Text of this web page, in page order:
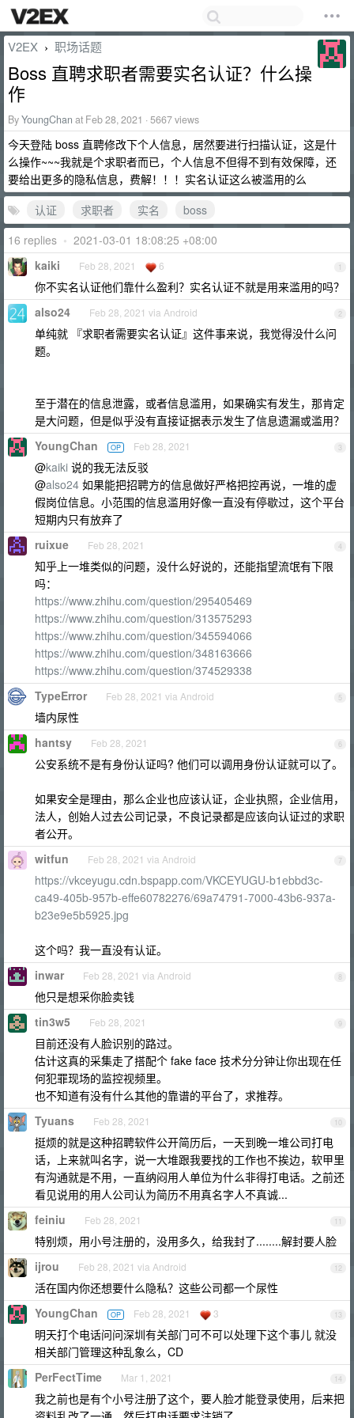
V2EX › 职场话题
Boss 直聘求职者需要实名认证？什么操
作
ByYoungChan at Feb 28, 2021 · 5667 views
今天登陆 boss 直聘修改下个人信息，居然要进行扫描认证，这是什
么操作~~~我就是个求职者而已，个人信息不但得不到有效保障，还
要给出更多的隐私信息，费解！！！实名认证这么被滥用的么
认证
求职者 实名
boss
16 replies • 2021-03-01 18:08:25 +08:00
1
kaiki Feb 28, 2021 6
你不实名认证他们靠什么盈利？实名认证不就是用来滥用的吗？
2
also24 Feb 28, 2021 via Android
单纯就 『求职者需要实名认证』这件事来说，我觉得没什么问
题。
至于潜在的信息泄露，或者信息滥用，如果确实有发生，那肯定
是大问题，但是似乎没有直接证据表示发生了信息遗漏或滥用？
3
YoungChan OP Feb 28, 2021
@kaiki 说的我无法反驳
@also24 如果能把招聘方的信息做好严格把控再说，一堆的虚
假岗位信息。小范围的信息滥用好像一直没有停歇过，这个平台
短期内只有放弃了
4
ruixue Feb 28, 2021
知乎上一堆类似的问题，没什么好说的，还能指望流氓有下限
吗：
https://www.zhihu.com/question/295405469
https://www.zhihu.com/question/313575293
https://www.zhihu.com/question/345594066
https://www.zhihu.com/question/348163666
https://www.zhihu.com/question/374529338
5
TypeError Feb 28, 2021 via Android
墙内尿性
6
hantsy Feb 28, 2021
公安系统不是有身份认证吗? 他们可以调用身份认证就可以了。
如果安全是理由，那么企业也应该认证，企业执照，企业信用，
法人，创始人过去公司记录，不良记录都是应该向认证过的求职
者公开。
7
witfun Feb 28, 2021 via Android
https://vkceyugu.cdn.bspapp.com/VKCEYUGU-b1ebbd3c-
ca49-405b-957b-effe60782276/69a74791-7000-43b6-937a-
b23e9e5b5925.jpg
这个吗？我一直没有认证。
8
inwar Feb 28, 2021 via Android
他只是想采你脸卖钱
9
tin3w5 Feb 28, 2021
目前还没有人脸识别的路过。
估计这真的采集走了搭配个 fake face 技术分分钟让你出现在任
何犯罪现场的监控视频里。
也不知道有没有什么其他的靠谱的平台了，求推荐。
10
Tyuans Feb 28, 2021
挺烦的就是这种招聘软件公开简历后，一天到晚一堆公司打电
话，上来就叫名字，说一大堆跟我要找的工作也不挨边，软甲里
有沟通就是不用，一直纳闷用人单位为什么非得打电话。之前还
看见说用的用人公司认为简历不用真名字人不真诚...
11
feiniu Feb 28, 2021
特别烦，用小号注册的，没用多久，给我封了........解封要人脸
12
ijrou Feb 28, 2021 via Android
活在国内你还想要什么隐私？这些公司都一个尿性
13
YoungChan OP Feb 28, 2021 3
明天打个电话问问深圳有关部门可不可以处理下这个事儿 就没
相关部门管理这种乱象么，CD
14
PerFectTime Mar 1, 2021
我之前也是有个小号注册了这个，要人脸才能登录使用，后来把